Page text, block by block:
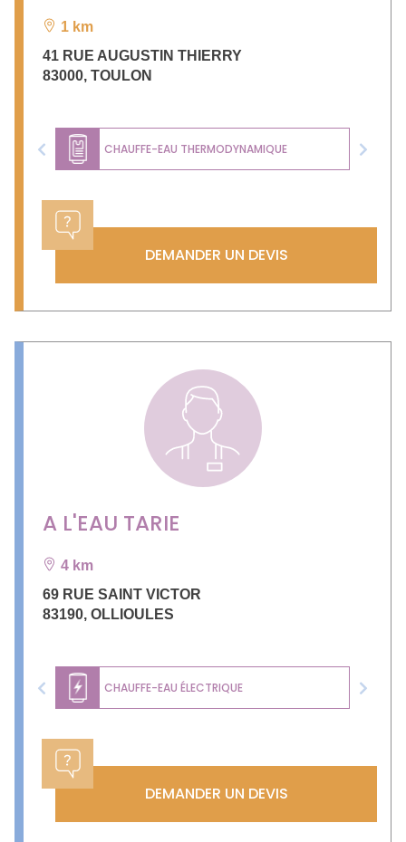
1 km
41 RUE AUGUSTIN THIERRY
83000, TOULON
CHAUFFE-EAU THERMODYNAMIQUE
Previous Next
DEMANDER UN DEVIS
A L'EAU TARIE
4 km
69 RUE SAINT VICTOR
83190, OLLIOULES
CHAUFFE-EAU ÉLECTRIQUE
Previous Next
DEMANDER UN DEVIS